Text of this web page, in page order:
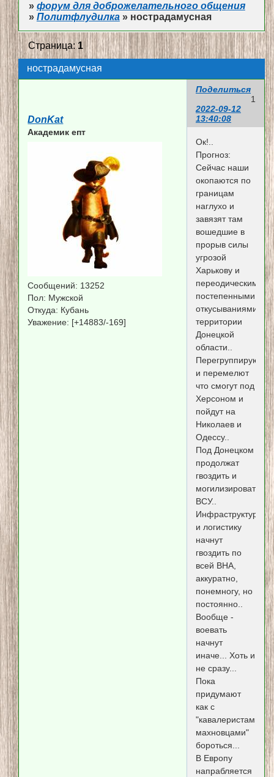
» форум для доброжелательного общения
» Политфлудилка » нострадамусная
нострадамусная
Страница: 1
Поделиться
1
2022-09-12
13:40:08
DonKat
Академик епт
Сообщений: 13252
Пол: Мужской
Откуда: Кубань
Уважение: [+14883/-169]
Ок!..
Прогноз:
Сейчас наши
окопаются по
границам
наглухо и
завязят там
вошедшие в
прорыв силы
угрозой
Харькову и
переодическими
постепенными
откусываниями
территории
Донецкой
области..
Перегруппируются
и перемелют
что смогут под
Херсоном и
пойдут на
Николаев и
Одессу..
Под Донецком
продолжат
гвоздить и
могилизировать
ВСУ..
Инфраструктуру
и логистику
начнут
гвоздить по
всей ВНА,
аккуратно,
понемногу, но
постоянно..
Вообще -
воевать
начнут
иначе... Хоть и
не сразу...
Пока
придумают
как с
"кавалеристами-
махновцами"
бороться...
В Европу
напрабляется